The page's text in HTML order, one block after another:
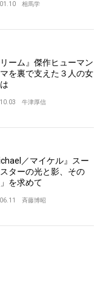
相馬学
リーム』傑作ヒューマン
マを裏で支えた３人の女
牛津厚信
／マイケル』スー
ターの光と影、その
」を求めて
斉藤博昭